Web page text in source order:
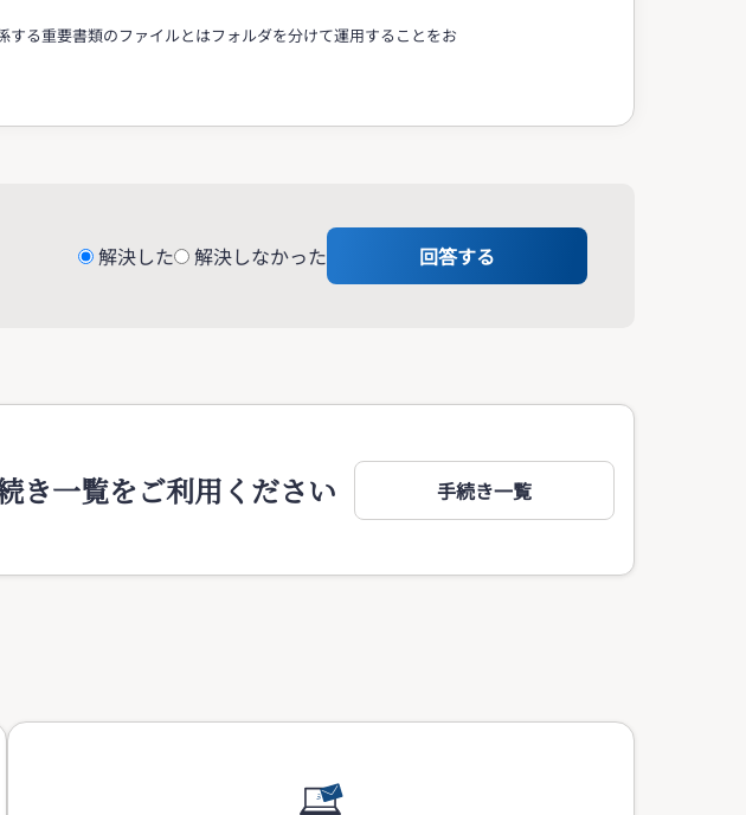
る重要書類のファイルとはフォルダを分けて運用することをお
解決した 解決しなかった 回答する
き一覧をご利用ください 手続き一覧